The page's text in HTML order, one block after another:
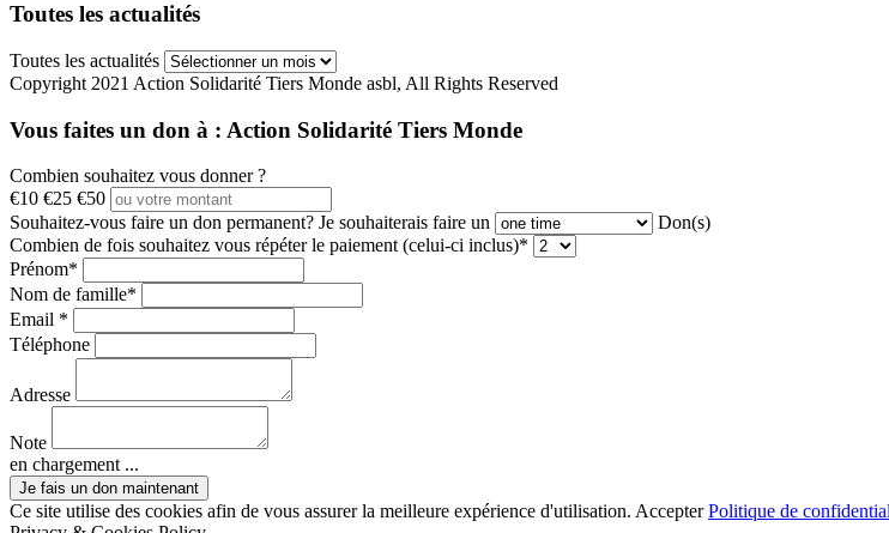
Toutes les actualités
Toutes les actualités
Copyright 2021 Action Solidarité Tiers Monde asbl, All Rights Reserved
Vous faites un don à : Action Solidarité Tiers Monde
Combien souhaitez vous donner ?
€10 €25 €50
Souhaitez-vous faire un don permanent? Je souhaiterais faire un
Don(s)
Combien de fois souhaitez vous répéter le paiement (celui-ci inclus)*
Prénom*
Nom de famille*
Email *
Téléphone
Adresse
Note
en chargement ...
Ce site utilise des cookies afin de vous assurer la meilleure expérience d'utilisation. Accepter Politique de